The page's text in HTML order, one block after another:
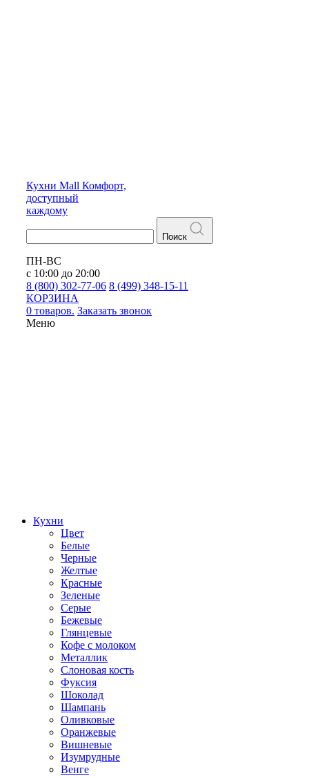
Кухни Mall Комфорт,
доступный
каждому
Поиск
ПН-ВС
с 10:00 до 20:00
8 (800) 302-77-06 8 (499) 348-15-11
КОРЗИНА
0 товаров. Заказать звонок
Меню
Кухни
Цвет
Белые
Черные
Желтые
Красные
Зеленые
Серые
Бежевые
Глянцевые
Кофе с молоком
Металлик
Слоновая кость
Фуксия
Шоколад
Шампань
Оливковые
Оранжевые
Вишневые
Изумрудные
Венге